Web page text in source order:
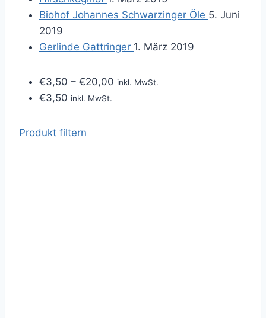
Biohof Johannes Schwarzinger Öle 5. Juni
2019
Gerlinde Gattringer 1. März 2019
€3,50 – €20,00 inkl. MwSt.
€3,50 inkl. MwSt.
Produkt filtern